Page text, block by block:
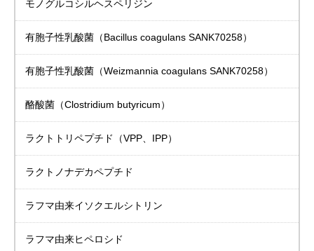
モノグルコシルヘスペリジン
有胞子性乳酸菌 （Bacillus coagulans SANK70258）
有胞子性乳酸菌 （Weizmannia coagulans SANK70258）
酪酸菌（Clostridium butyricum）
ラクトトリペプチド （VPP、IPP）
ラクトノナデカペプチド
ラフマ由来イソクエルシトリン
ラフマ由来ヒペロシド